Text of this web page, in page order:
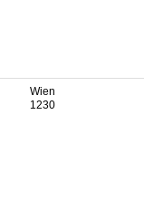
Wien
1230